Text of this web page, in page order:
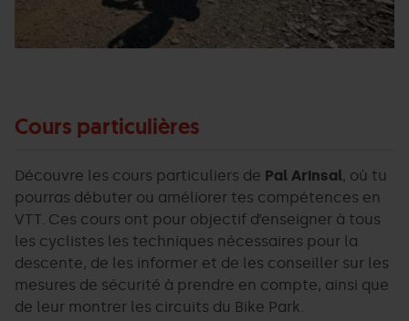
Cours particulières
Découvre les cours particuliers de Pal Arinsal, où tu
pourras débuter ou améliorer tes compétences en
VTT. Ces cours ont pour objectif d’enseigner à tous
les cyclistes les techniques nécessaires pour la
descente, de les informer et de les conseiller sur les
mesures de sécurité à prendre en compte, ainsi que
de leur montrer les circuits du Bike Park.